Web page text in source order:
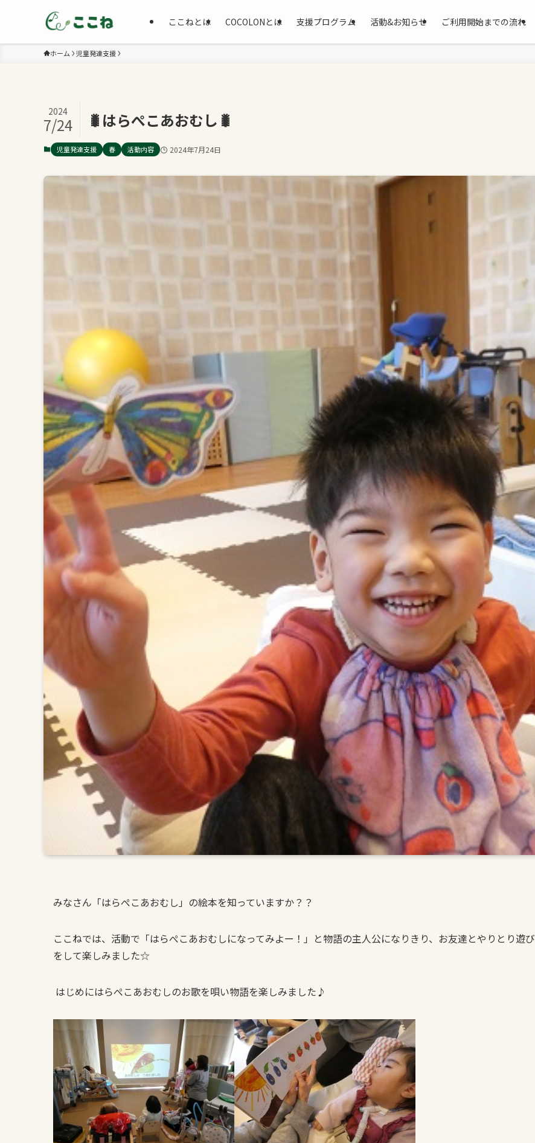
ここねとは COCOLONとは 支援プログラム 活動&お知らせ ご利用開始までの流れ
ホーム 児童発達支援
🐛はらぺこあおむし🐛
2024
7/24
児童発達支援 春 活動内容 2024年7月24日
みなさん「はらぺこあおむし」の絵本を知っていますか？？
ここねでは、活動で「はらぺこあおむしになってみよー！」と物語の主人公になりきり、お友達とやりとり遊び
をして楽しみました☆
はじめにはらぺこあおむしのお歌を唄い物語を楽しみました♪